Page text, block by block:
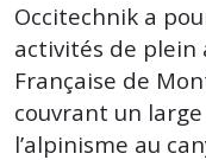
Occitechnik a
activités de plein
Française de
couvrant un
l’alpinisme au